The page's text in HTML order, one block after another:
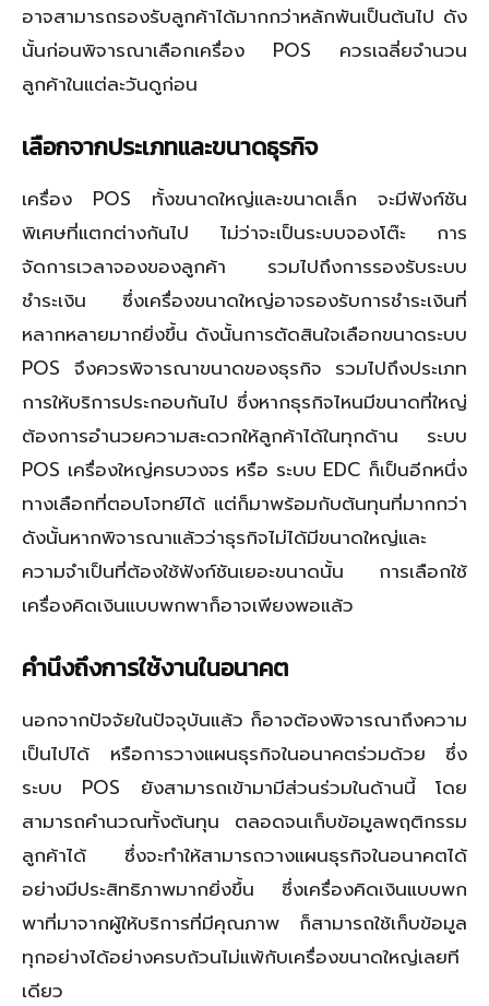
อาจสามารถรองรับลูกค้าได้มากกว่าหลักพันเป็นต้นไป ดัง
นั้นก่อนพิจารณาเลือกเครื่อง POS ควรเฉลี่ยจำนวน
ลูกค้าในแต่ละวันดูก่อน
เลือกจากประเภทและขนาดธุรกิจ
เครื่อง POS ทั้งขนาดใหญ่และขนาดเล็ก จะมีฟังก์ชัน
พิเศษที่แตกต่างกันไป ไม่ว่าจะเป็นระบบจองโต๊ะ การ
จัดการเวลาจองของลูกค้า รวมไปถึงการรองรับระบบ
ชำระเงิน ซึ่งเครื่องขนาดใหญ่อาจรองรับการชำระเงินที่
หลากหลายมากยิ่งขึ้น ดังนั้นการตัดสินใจเลือกขนาดระบบ
POS จึงควรพิจารณาขนาดของธุรกิจ รวมไปถึงประเภท
การให้บริการประกอบกันไป ซึ่งหากธุรกิจไหนมีขนาดที่ใหญ่
ต้องการอำนวยความสะดวกให้ลูกค้าได้ในทุกด้าน ระบบ
POS เครื่องใหญ่ครบวงจร หรือ ระบบ EDC ก็เป็นอีกหนึ่ง
ทางเลือกที่ตอบโจทย์ได้ แต่ก็มาพร้อมกับต้นทุนที่มากกว่า
ดังนั้นหากพิจารณาแล้วว่าธุรกิจไม่ได้มีขนาดใหญ่และ
ความจำเป็นที่ต้องใช้ฟังก์ชันเยอะขนาดนั้น การเลือกใช้
เครื่องคิดเงินแบบพกพาก็อาจเพียงพอแล้ว
คำนึงถึงการใช้งานในอนาคต
นอกจากปัจจัยในปัจจุบันแล้ว ก็อาจต้องพิจารณาถึงความ
เป็นไปได้ หรือการวางแผนธุรกิจในอนาคตร่วมด้วย ซึ่ง
ระบบ POS ยังสามารถเข้ามามีส่วนร่วมในด้านนี้ โดย
สามารถคำนวณทั้งต้นทุน ตลอดจนเก็บข้อมูลพฤติกรรม
ลูกค้าได้ ซึ่งจะทำให้สามารถวางแผนธุรกิจในอนาคตได้
อย่างมีประสิทธิภาพมากยิ่งขึ้น ซึ่งเครื่องคิดเงินแบบพก
พาที่มาจากผู้ให้บริการที่มีคุณภาพ ก็สามารถใช้เก็บข้อมูล
ทุกอย่างได้อย่างครบถ้วนไม่แพ้กับเครื่องขนาดใหญ่เลยที
เดียว